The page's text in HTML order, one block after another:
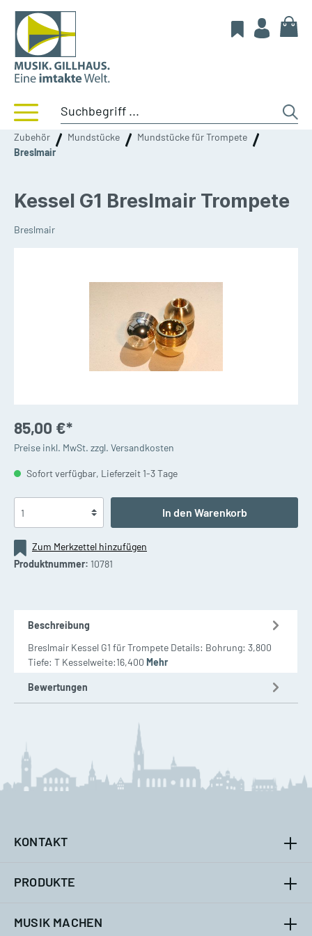
Zubehör Mundstücke
Mundstücke für Trompete
Breslmair
Kessel G1 Breslmair Trompete
Breslmair
85,00 €*
Preise inkl. MwSt. zzgl. Versandkosten
Sofort verfügbar, Lieferzeit 1-3 Tage
In den Warenkorb
Zum Merkzettel hinzufügen
Produktnummer: 10781
Beschreibung
Breslmair Kessel G1 für Trompete Details: Bohrung: 3,800
Tiefe: T Kesselweite:16,400 Mehr
Bewertungen
KONTAKT
PRODUKTE
MUSIK MACHEN